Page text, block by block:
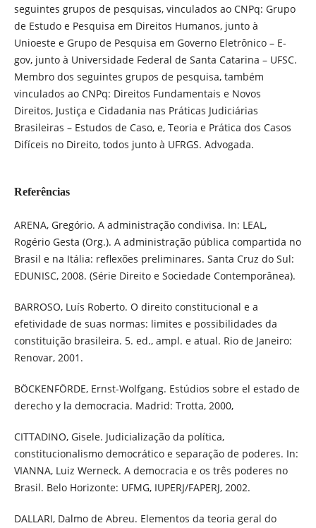
seguintes grupos de pesquisas, vinculados ao CNPq: Grupo
de Estudo e Pesquisa em Direitos Humanos, junto à
Unioeste e Grupo de Pesquisa em Governo Eletrônico – E-
gov, junto à Universidade Federal de Santa Catarina – UFSC.
Membro dos seguintes grupos de pesquisa, também
vinculados ao CNPq: Direitos Fundamentais e Novos
Direitos, Justiça e Cidadania nas Práticas Judiciárias
Brasileiras – Estudos de Caso, e, Teoria e Prática dos Casos
Difíceis no Direito, todos junto à UFRGS. Advogada.
Referências
ARENA, Gregório. A administração condivisa. In: LEAL,
Rogério Gesta (Org.). A administração pública compartida no
Brasil e na Itália: reflexões preliminares. Santa Cruz do Sul:
EDUNISC, 2008. (Série Direito e Sociedade Contemporânea).
BARROSO, Luís Roberto. O direito constitucional e a
efetividade de suas normas: limites e possibilidades da
constituição brasileira. 5. ed., ampl. e atual. Rio de Janeiro:
Renovar, 2001.
BÖCKENFÖRDE, Ernst-Wolfgang. Estúdios sobre el estado de
derecho y la democracia. Madrid: Trotta, 2000,
CITTADINO, Gisele. Judicialização da política,
constitucionalismo democrático e separação de poderes. In:
VIANNA, Luiz Werneck. A democracia e os três poderes no
Brasil. Belo Horizonte: UFMG, IUPERJ/FAPERJ, 2002.
DALLARI, Dalmo de Abreu. Elementos da teoria geral do